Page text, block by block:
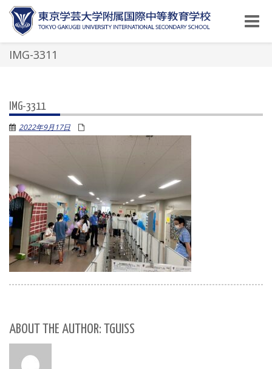
Toggle
IMG-3311
IMG-3311
2022年9月17日
ABOUT THE AUTHOR: TGUISS